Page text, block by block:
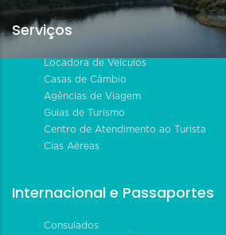
Serviços
Locadora de Veículos
Casas de Câmbio
Agências de Viagem
Guias de Turismo
Centro de Atendimento ao Turista
Cias Aéreas
Internacional e Passaportes
Consulados